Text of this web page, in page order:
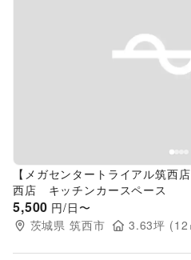
Previous slide
【メガセンタートライアル筑西
西店 キッチンカースペース
5,500 円/日〜
茨城県 筑西市 3.63坪 (12